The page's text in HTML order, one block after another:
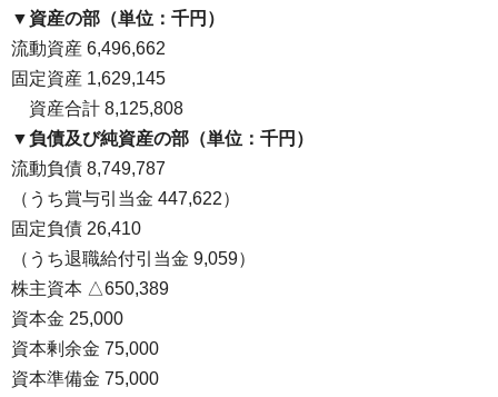
▼資産の部（単位：千円）
流動資産 6,496,662
固定資産 1,629,145
資産合計 8,125,808
▼負債及び純資産の部（単位：千円）
流動負債 8,749,787
（うち賞与引当金 447,622）
固定負債 26,410
（うち退職給付引当金 9,059）
株主資本 △650,389
資本金 25,000
資本剰余金 75,000
資本準備金 75,000